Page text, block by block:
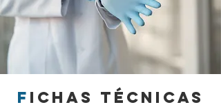
F ichas Técnicas